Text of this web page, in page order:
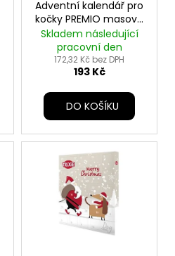
Adventní kalendář pro
kočky PREMIO masové
pochoutky TR
Skladem následující
pracovní den
172,32 Kč bez DPH
193 Kč
DO KOŠÍKU